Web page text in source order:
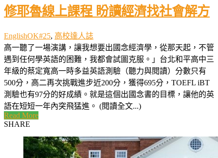
修耶魯線上課程 盼讀經濟找社會解方
EnglishOK#25, 高校達人誌
高一聽了一場演講，讓我想要出國念經濟學，從那天起，不管
遇到任何學英語的困難，我都會試圖克服。」台北和平高中三
年級的蔡定寬高一時多益英語測驗（聽力與閱讀）分數只有
500分，高二再次挑戰進步近200分，獲得695分，TOEFL iBT
測驗也有97分的好成績。就是這個出國念書的目標，讓他的英
語在短短一年內突飛猛進。 (閱讀全文...)
Read More
SHARE